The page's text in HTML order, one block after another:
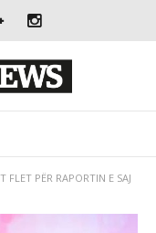
FLET PËR RAPORTIN E SAJ